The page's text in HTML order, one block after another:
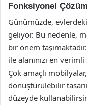
Fonksiyonel
Günümüzde,
geliyor. Bu nedenle,
bir önem
ile alanınızı en
Çok amaçlı
dönüştürülebilir
düzeyde